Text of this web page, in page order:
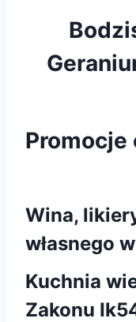
Promocje
Wina,
własnego
Kuchnia
Zakonu